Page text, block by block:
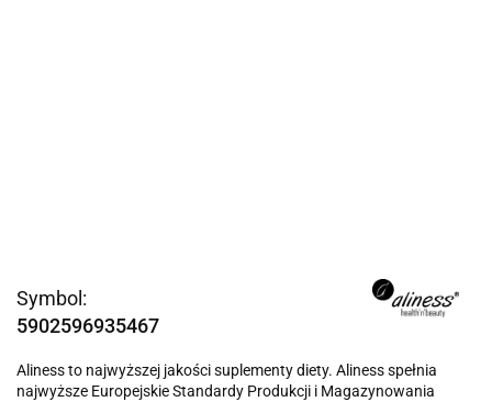
Symbol:
5902596935467
Aliness to najwyższej jakości suplementy diety. Aliness spełnia
najwyższe Europejskie Standardy Produkcji i Magazynowania